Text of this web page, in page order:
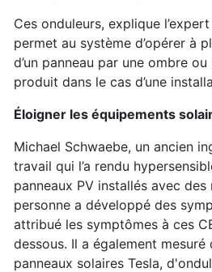
Ces onduleurs, explique
permet au système d’opérer à
d’un panneau par une ombre
produit dans le cas d’une
Éloigner les équipements
Michael Schwaebe, un ancien
travail qui l’a rendu
panneaux PV installés avec
personne a développé des
attribué les symptômes à ces
dessous. Il a également
panneaux solaires Tesla,